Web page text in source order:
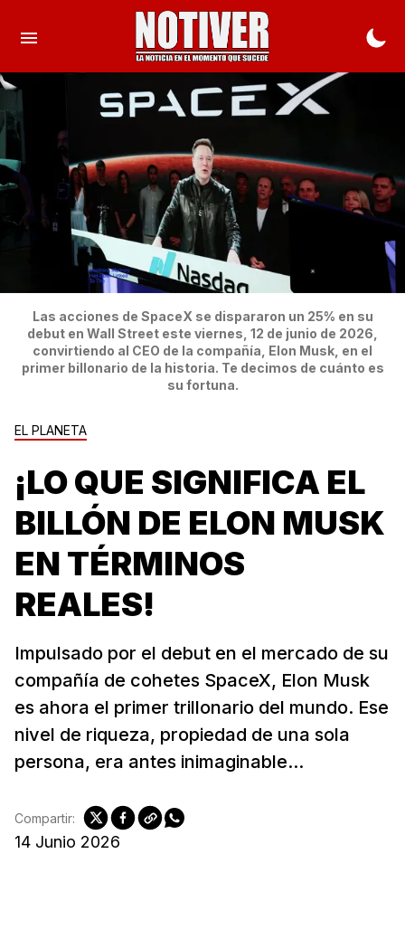
EL PLANETA
¡LO QUE SIGNIFICA EL
BILLÓN DE ELON MUSK
EN TÉRMINOS
REALES!
Impulsado por el debut en el mercado de su
compañía de cohetes SpaceX, Elon Musk
es ahora el primer trillonario del mundo. Ese
nivel de riqueza, propiedad de una sola
persona, era antes inimaginable...
14 Junio 2026
Compartir:
Las acciones de SpaceX se dispararon un 25% en su
debut en Wall Street este viernes, 12 de junio de 2026,
convirtiendo al CEO de la compañía, Elon Musk, en el
primer billonario de la historia. Te decimos de cuánto es
su fortuna.